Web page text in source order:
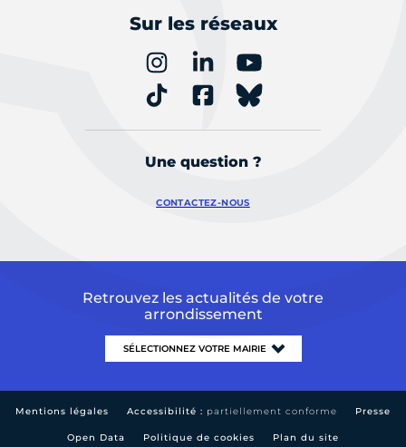
Sur les réseaux
Une question ?
CONTACTEZ-NOUS
Retrouvez les actualités de votre
arrondissement
Mentions légales Accessibilité : partiellement conforme Presse
Open Data Politique de cookies Plan du site